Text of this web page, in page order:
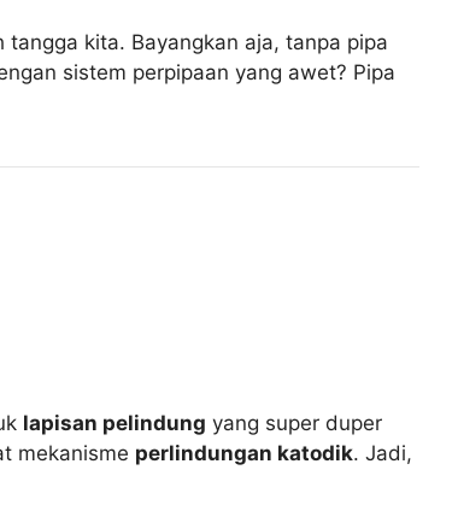
kita. Bayangkan aja, tanpa pipa
sistem perpipaan yang awet? Pipa
lapisan pelindung yang super duper
mekanisme perlindungan katodik. Jadi,